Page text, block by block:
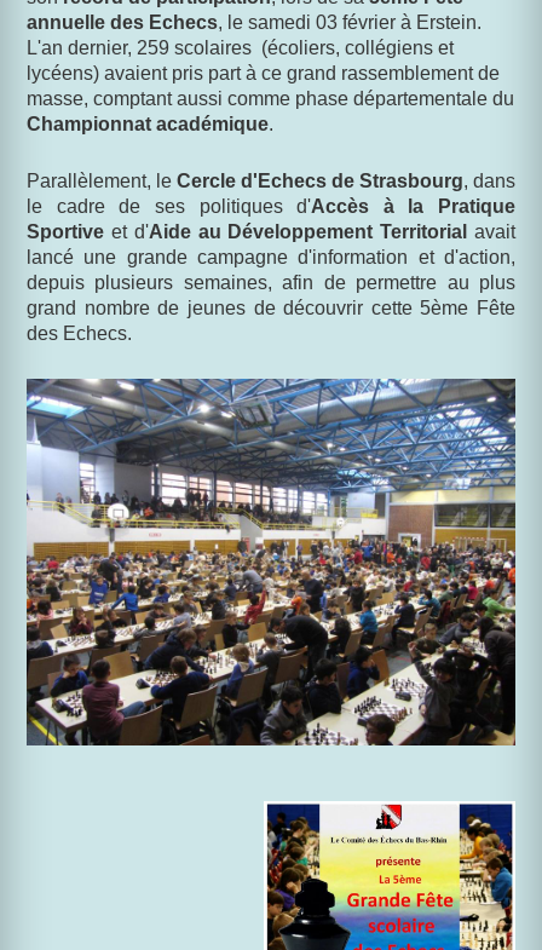
annuelle des Echecs, le samedi 03 février à Erstein.
L'an dernier, 259 scolaires (écoliers, collégiens et
lycéens) avaient pris part à ce grand rassemblement de
masse, comptant aussi comme phase départementale du
Championnat académique.
Parallèlement, le Cercle d'Echecs de Strasbourg, dans
le cadre de ses politiques d'Accès à la Pratique
Sportive et d'Aide au Développement Territorial avait
lancé une grande campagne d'information et d'action,
depuis plusieurs semaines, afin de permettre au plus
grand nombre de jeunes de découvrir cette 5ème Fête
des Echecs.